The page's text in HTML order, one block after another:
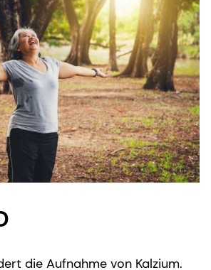
die Aufnahme von Kalzium.